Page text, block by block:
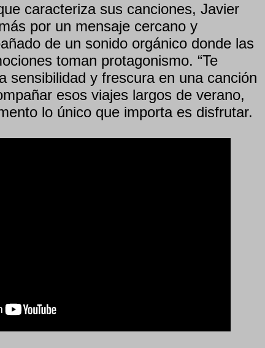
caracteriza sus canciones, Javier
por un mensaje cercano y
de un sonido orgánico donde las
toman protagonismo. “Te
sensibilidad y frescura en una canción
esos viajes largos de verano,
lo único que importa es disfrutar.